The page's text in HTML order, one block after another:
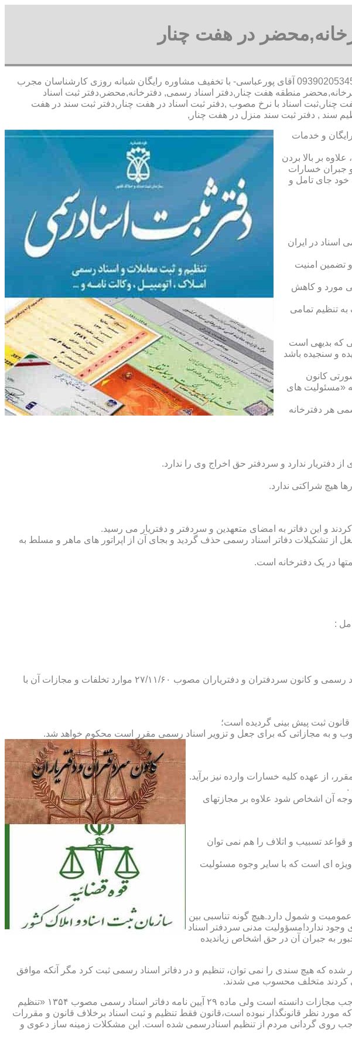
در هفت چنار
,09390205345 آقای پورعباسی- با تخفیف مشاوره رايگان شبانه روزی کارشناسان مجرب
منطقه هفت چنار,دفتر اسناد رسمی, دفترخانه,محضر,دفتر ثبت اسناد
چنار,ثبت اسناد با نرخ مصوب ,دفتر ثبت اسناد در هفت چنار,دفتر ثبت سند در هفت
سند , دفتر ثبت سند منزل در هفت چنار,
و خدمات
بر بالا بردن
جبران خسارات
خود جای تامل و
اسناد در ایران
تضمین امنیت
مورد و کاهش
تنظیم تمامی
که بدیهی است
و سنجیده باشد
کانون
می کند که همه «مسئولیت های
باشد.طبق ماده ۳ قانون دفاتر اسناد رسمی هر دفترخانه
دفتریار ندارد و سردفتر حق اخراج وی را ندارد.
و این دفاتر به امضای متعهدین و سردفتر و دفتریار می رسید.
تدریج این شغل از تشکیلات دفاتر اسناد رسمی حذف گردید و بجای آن از اپراتور های ماهر و مسلط به
در یک دفترخانه است.
و طبق ماده ۲۹ آئین نامه های بند ۴ ماده ۶ و تبصره ۲ ماده ۶ و مواد ۱۴- ۱۷-۱۹-۲۰-۲۴-۲۸-۳۷ و ۵۳ قانون دفاتر اسناد رسمی و کانون سردفتران و دفتریاران مصوب ۲۷/۱۱/۶۰ موارد تخلفات و مجازات آن با
و به مجازاتی که برای جعل و تزویر اسناد رسمی مقرر است محکوم خواهد شد.
از عهده کلیه خسارات وارده نیز برآید.
.
آن اشخاص شود علاوه بر مجازتهای
تسبیب و اتلاف را هم نمی توان
ویژه ای است که با سایر وجوه مسئولیت
و شمول دارد.هیچ گونه تناسبی بین
ندارد!مسؤولیت مدنی سردفتر اسناد
به جبران آن در حق اشخاص زیاندیده
موانع موجود برای تنظیم اسناد رسمی مطابق ماده ۱۶ آیین نامه دفاتر اسناد رسمی مصوب ۱۳۱۷ مقرر شده که هیچ سندی را نمی توان، تنظیم و در دفاتر اسناد رسمی ثبت کرد مگر آنکه موافق
می کردند متخلف محسوب می شدند.
ماده ۲۹ و ثبت اسناد رسمی: قانونگذار فقط تنظیم و ثبت اسناد برخلاف قانون و مقررات موضوعه را تخلف و مستوجب مجازات دانسته است ولی ماده ۲۹ آیین نامه دفاتر اسناد رسمی مصوب ۱۳۵۴ «تنظیم
مورد نظر قانونگذار نبوده است،قانون فقط تنظیم و ثبت اسناد برخلاف قانون و مقررات
روی گردانی مردم از تنظیم اسنادرسمی شده است. این مشکلات زمینه ساز دعوی و